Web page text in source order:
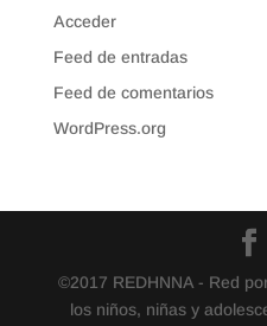
Acceder
Feed de entradas
Feed de comentarios
WordPress.org
©2017 REDHNNA - Red
los niños, niñas y